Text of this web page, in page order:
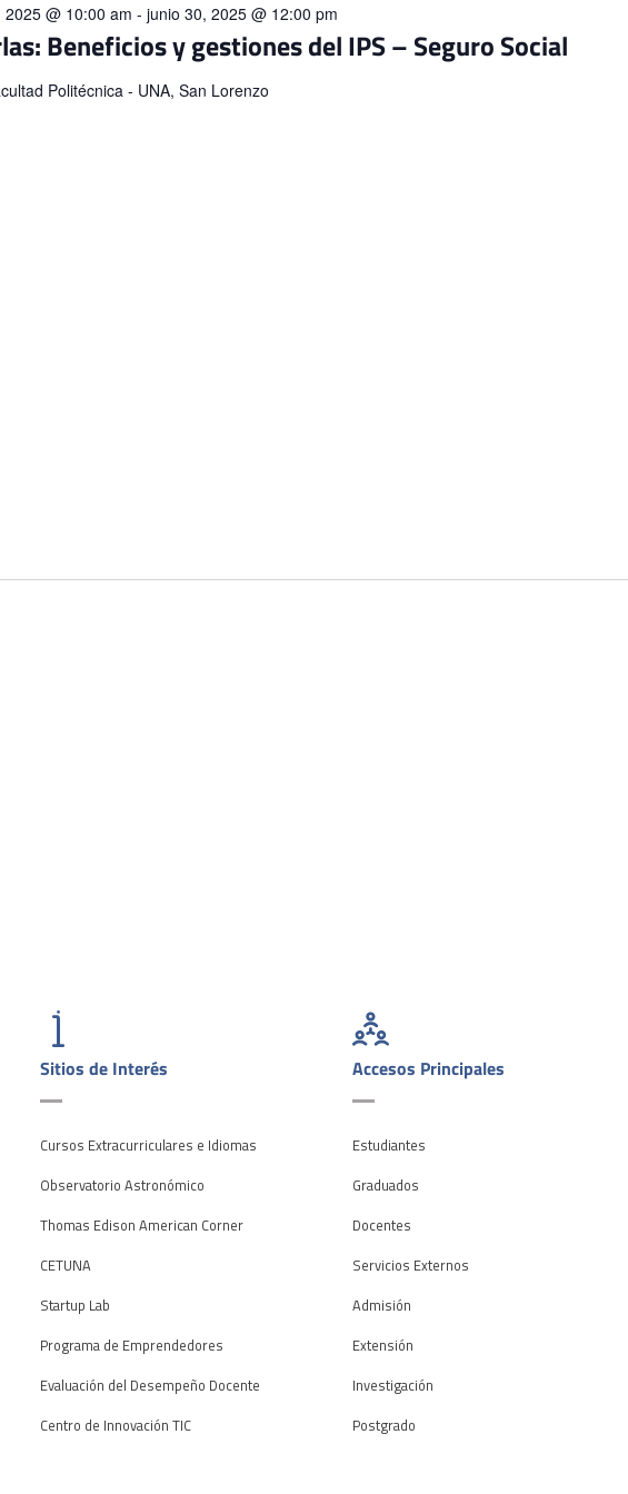
Beneficios y gestiones del IPS – Seguro Social
2025 @ 10:00 am - junio 30, 2025 @ 12:00 pm
Politécnica - UNA, San Lorenzo
Sitios de Interés
Cursos Extracurriculares e Idiomas
Observatorio Astronómico
Thomas Edison American Corner
CETUNA
Startup Lab
Programa de Emprendedores
Evaluación del Desempeño Docente
Centro de Innovación TIC
Accesos Principales
Estudiantes
Graduados
Docentes
Servicios Externos
Admisión
Extensión
Investigación
Postgrado